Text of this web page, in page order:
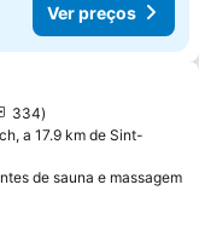
Ver preços
favoritos
334
a 17.9 km de Sint-
de sauna e massagem